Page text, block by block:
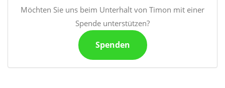
ren
Möchten Sie uns beim Unterhalt von Timon mit einer
Spende unterstützen?
Spenden